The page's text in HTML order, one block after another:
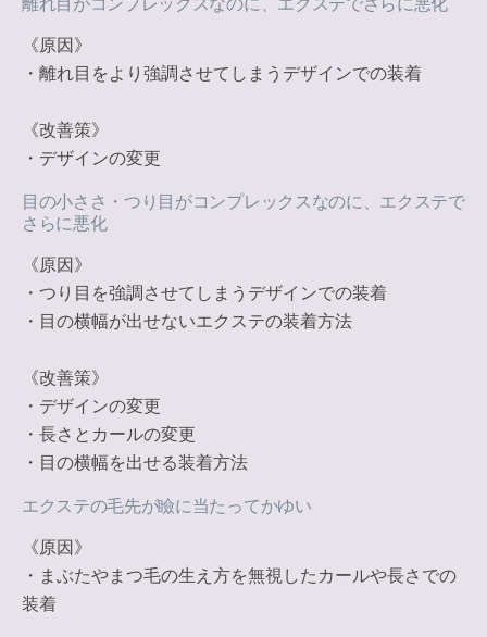
《原因》
・離れ目をより強調させてしまうデザインでの装着
《改善策》
・デザインの変更
目の小ささ・つり目がコンプレックスなのに、エクステで
さらに悪化
《原因》
・つり目を強調させてしまうデザインでの装着
・目の横幅が出せないエクステの装着方法
《改善策》
・デザインの変更
・長さとカールの変更
・目の横幅を出せる装着方法
エクステの毛先が瞼に当たってかゆい
《原因》
・まぶたやまつ毛の生え方を無視したカールや長さでの
装着